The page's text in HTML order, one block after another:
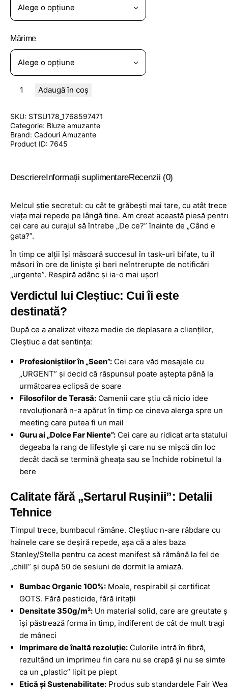
Mărime
Adaugă în coș
SKU: STSU178_1768597471
Categorie: Bluze amuzante
Brand: Cadouri Amuzante
Product ID: 7645
DescriereInformații suplimentareRecenzii (0)
Melcul știe secretul: cu cât te grăbești mai tare, cu atât trece
viața mai repede pe lângă tine. Am creat această piesă
cei care au curajul să întrebe „De ce?” înainte de „Când e
gata?”.
În timp ce alții își măsoară succesul în task-uri bifate, tu îl
măsori în ore de liniște și beri neîntrerupte de notificări
„urgente”. Respiră adânc și ia-o mai ușor!
Verdictul lui Cleștiuc: Cui îi este
destinată?
După ce a analizat viteza medie de deplasare a clienților,
Cleștiuc a dat sentința:
Profesioniștilor în „Seen”: Cei care văd mesajele cu
„URGENT” și decid că răspunsul poate aștepta până la
următoarea eclipsă de soare
Filosofilor de Terasă: Oamenii care știu că nicio idee
revoluționară n-a apărut în timp ce cineva alerga spre un
meeting care putea fi un mail
Guru ai „Dolce Far Niente”: Cei care au ridicat arta statului
degeaba la rang de lifestyle și care nu se mișcă din loc
decât dacă se termină gheața sau se închide robinetul la
bere
Calitate fără „Sertarul Rușinii”: Detalii
Tehnice
Timpul trece, bumbacul rămâne. Cleștiuc n-are răbdare cu
hainele care se deșiră repede, așa că a ales baza
Stanley/Stella pentru ca acest manifest să rămână la fel de
„chill” și după 50 de sesiuni de dormit la amiază.
Bumbac Organic 100%: Moale, respirabil și certificat
GOTS. Fără pesticide, fără iritații
Densitate 350g/m²: Un material solid, care are greutate
își păstrează forma în timp, indiferent de cât de mult tragi
de mâneci
Imprimare de înaltă rezoluție: Culorile intră în fibră,
rezultând un imprimeu fin care nu se crapă și nu se simte
ca un „plastic” lipit pe piept
Etică și Sustenabilitate: Produs sub standardele Fair